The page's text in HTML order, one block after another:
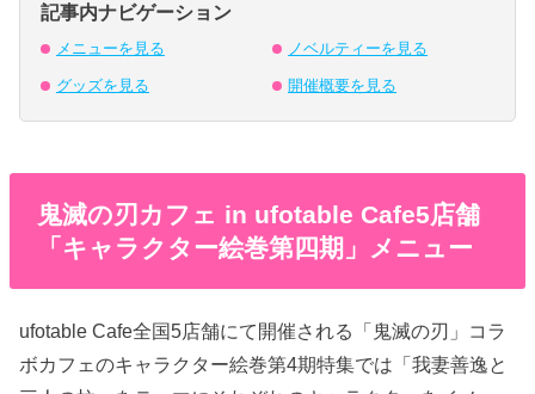
記事内ナビゲーション
メニューを見る ノベルティーを見る
グッズを見る 開催概要を見る
鬼滅の刃カフェ in ufotable Cafe5店舗
「キャラクター絵巻第四期」メニュー
ufotable Cafe全国5店舗にて開催される「鬼滅の刃」コラ
ボカフェのキャラクター絵巻第4期特集では「我妻善逸と